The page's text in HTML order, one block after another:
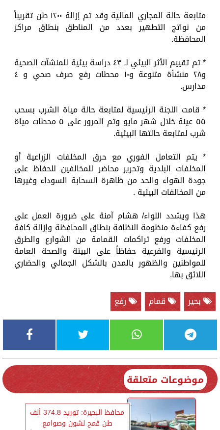
متابعة حالة المجاري المائية وقد تم إزالة ١٢٠٠ طن تقريباً
من نواتج التطهير بعدد من المناطق بنطاق مراكز
المحافظة.
* تم تقييم الأثر البيئي لـ ٤٣ دراسة بيئية للمنشآت الصحية
و٢٨ منشأة متنوعة و١٠ محطات رفع صرف صحي و ٤
مدارس.
* قامت اللجنة الرئيسية لمتابعة حالة مياة الشرب بسحب
٥٥ عينة خلال شهر مايو وتم المرور على ٥ محطات مياة
شرب لمتابعة حالتها البيئية.
* يتم التعامل الفوري مع حرق المخلفات الزراعية أو
المخلفات البلدية وتحرير محاضر للمخالفين للحفاظ على
جودة الهواء والحد من ظاهرة السحابة السوداء وغيرها
من المخالفات البيئية .
هذا ويشدد اللواء/ هشام آمنة على ضرورة العمل على
رفع كفاءة منظومة النظافة بنطاق المحافظة وإزالة كافة
المخلفات ورفع تراكمات القمامة من الشوارع والطرق
الرئيسية والفرعية حفاظاً على البيئة والصحة العامة
للمواطنين والظهور بالمدن بالشكل الجمالي والحضاري
اللائق بها.
بحير
قمام رفع
موضوعات متعلقة
محافظ البحيرة: توريد 374.8 ألف
طن قمح لشون وصوامع